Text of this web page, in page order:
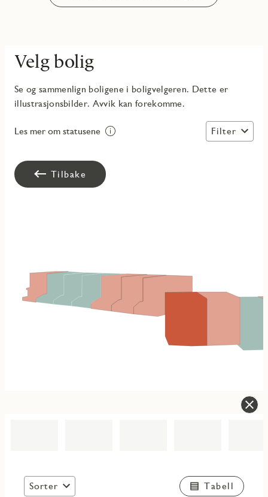
Velg bolig
Se og sammenlign boligene i boligvelgeren. Dette er
illustrasjonsbilder. Avvik kan forekomme.
Les mer om statusene Filter
Tilbake
Sorter Tabell